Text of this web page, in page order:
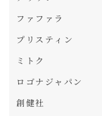
ファファラ
プリスティン
ミトク
ロゴナジャパン
創健社